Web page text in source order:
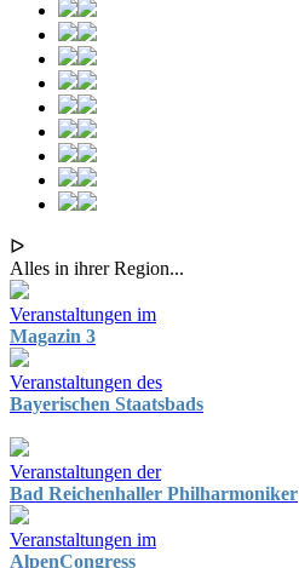
ᐅ
Alles in ihrer Region...
Veranstaltungen im
Magazin 3
Veranstaltungen des
Bayerischen Staatsbads
Veranstaltungen der
Bad Reichenhaller Philharmoniker
Veranstaltungen im
AlpenCongress